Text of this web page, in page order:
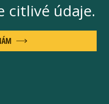
citlivé údaje.